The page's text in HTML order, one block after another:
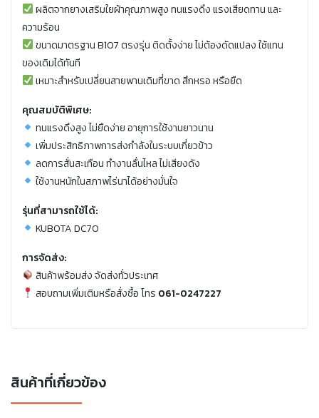
ผลิตจากยางเสริมใยผ้าคุณภาพสูง ทนแรงดึง แรงเสียดทาน และ
ความร้อน
ขนาดมาตรฐาน B107 ตรงรุ่น ติดตั้งง่าย ไม่ต้องดัดแปลง ใช้แทน
ของเดิมได้ทันที
เหมาะสำหรับเปลี่ยนสายพานเดิมที่ขาด สึกหรอ หรือยืด
คุณสมบัติพิเศษ:
ทนแรงดึงสูง ไม่ยืดง่าย อายุการใช้งานยาวนาน
เพิ่มประสิทธิภาพการส่งกำลังในระบบเกี่ยวข้าว
ลดการสั่นสะเทือน ทำงานลื่นไหล ไม่เสียงดัง
ใช้งานหนักในสภาพไร่นาได้อย่างมั่นใจ
รุ่นที่สามารถใช้ได้:
KUBOTA DC70
การจัดส่ง:
สินค้าพร้อมส่ง จัดส่งทั่วประเทศ
สอบถามเพิ่มเติมหรือสั่งซื้อ โทร 061-0247227
สินค้าที่เกี่ยวข้อง